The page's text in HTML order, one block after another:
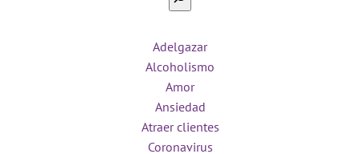
Adelgazar
Alcoholismo
Amor
Ansiedad
Atraer clientes
Coronavirus